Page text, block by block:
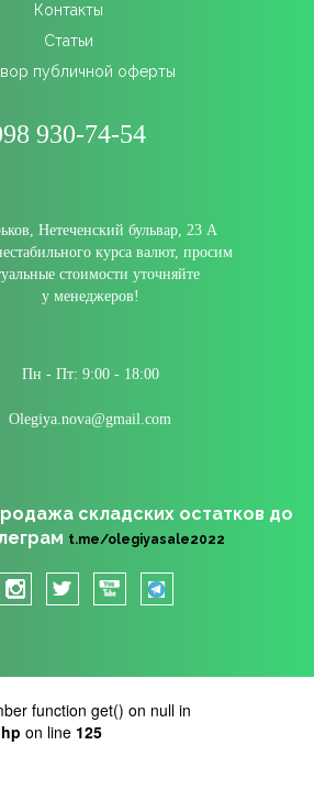
Контакты
Статьи
публичной оферты
930-74-54
Нетеченский бульвар, 23 А
курса валют, просим
стоимости уточняйте
у менеджеров!
Пн - Пт: 9:00 - 18:00
Olegiya.nova@gmail.com
складских остатков до
t.me/olegiyasale2022
function get() on null in
on line 125